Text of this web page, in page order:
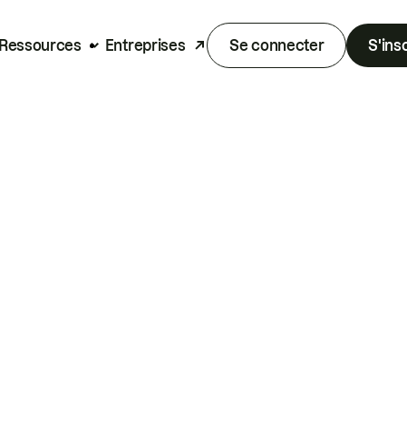
Ressources Entreprises Se connecter